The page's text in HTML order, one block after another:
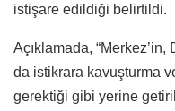
istişare edildiği belirtildi.
Açıklamada,
da istikrara kavuşturma
gerektiği gibi yerine